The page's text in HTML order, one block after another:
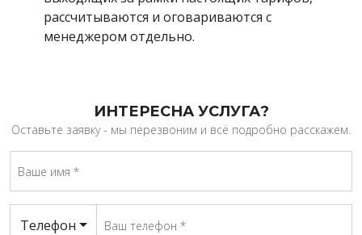
рассчитываются и оговариваются с
менеджером отдельно.
ИНТЕРЕСНА УСЛУГА?
Оставьте заявку - мы перезвоним и всё подробно расскажем.
Телефон